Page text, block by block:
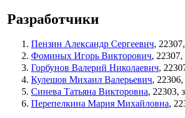
Разработчики
Пензин Александр Сергеевич,
Фоминых Игорь Викторович, 22307,
Горбунов Валерий Николаевич,
Кулешов Михаил Валерьевич, 22306,
Синева Татьяна Викторовна, 22303,
Перепелкина Мария Михайловна,